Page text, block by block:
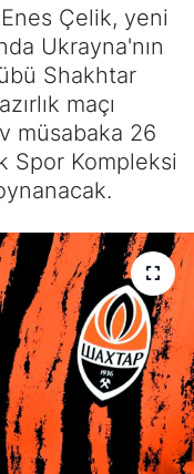
Çelik, yeni
Ukrayna'nın
Shakhtar
maçı
müsabaka 26
Spor Kompleksi